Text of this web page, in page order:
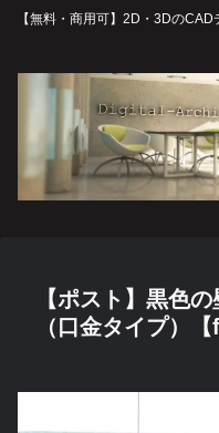
【無料・商用可】2D・3Dの
【ポスト】黒色
（口金タイプ）